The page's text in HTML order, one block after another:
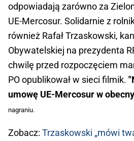
odpowiadają zarówno za
UE-Mercosur. Solidarnie z
również Rafał Trzaskowski,
Obywatelskiej na prezydenta
chwilę przed rozpoczęciem
PO opublikował w sieci filmik.
umowę UE-Mercosur w
nagraniu.
Zobacz: Trzaskowski „mówi